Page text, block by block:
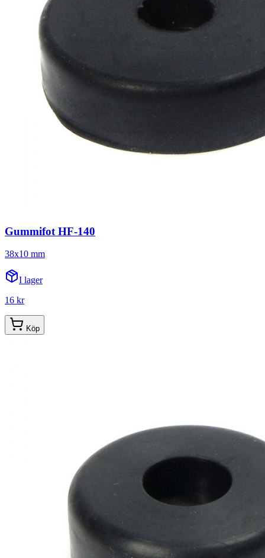
Gummifot HF-140
38x10 mm
I lager
16 kr
Köp